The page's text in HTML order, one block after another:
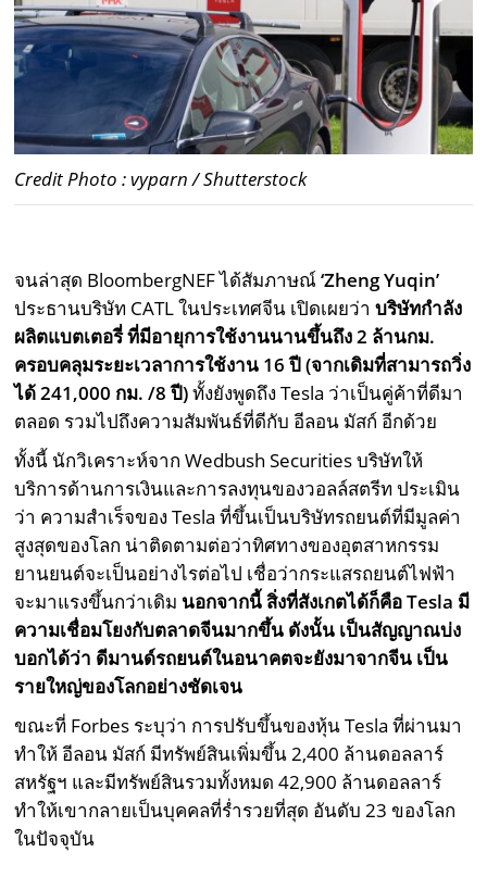
Credit Photo : vyparn / Shutterstock
จนล่าสุด BloombergNEF ได้สัมภาษณ์‘Zheng Yuqin’
ประธานบริษัท CATL ในประเทศจีน เปิดเผยว่าบริษัทกำลัง
ผลิตแบตเตอรี่ ที่มีอายุการใช้งานนานขึ้นถึง 2 ล้านกม.
ครอบคลุมระยะเวลาการใช้งาน 16 ปี (จากเดิมที่สามารถวิ่ง
ได้ 241,000 กม. /8 ปี)ทั้งยังพูดถึง Tesla ว่าเป็นคู่ค้าที่ดีมา
ตลอด รวมไปถึงความสัมพันธ์ที่ดีกับ อีลอน มัสก์ อีกด้วย
ทั้งนี้ นักวิเคราะห์จาก Wedbush Securities บริษัทให้
บริการด้านการเงินและการลงทุนของวอลล์สตรีท ประเมิน
ว่า ความสำเร็จของ Tesla ที่ขึ้นเป็นบริษัทรถยนต์ที่มีมูลค่า
สูงสุดของโลก น่าติดตามต่อว่าทิศทางของอุตสาหกรรม
ยานยนต์จะเป็นอย่างไรต่อไป เชื่อว่ากระแสรถยนต์ไฟฟ้า
จะมาแรงขึ้นกว่าเดิม นอกจากนี้ สิ่งที่สังเกตได้ก็คือ Tesla มี
ความเชื่อมโยงกับตลาดจีนมากขึ้น ดังนั้น เป็นสัญญาณบ่ง
บอกได้ว่า ดีมานด์รถยนต์ในอนาคตจะยังมาจากจีน เป็น
รายใหญ่ของโลกอย่างชัดเจน
ขณะที่ Forbes ระบุว่า การปรับขึ้นของหุ้น Tesla ที่ผ่านมา
ทำให้ อีลอน มัสก์ มีทรัพย์สินเพิ่มขึ้น 2,400 ล้านดอลลาร์
สหรัฐฯ และมีทรัพย์สินรวมทั้งหมด 42,900 ล้านดอลลาร์
ทำให้เขากลายเป็นบุคคลที่ร่ำรวยที่สุด อันดับ 23 ของโลก
ในปัจจุบัน